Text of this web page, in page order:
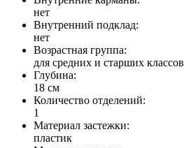
нет
Внутренний подклад:
нет
Возрастная группа:
для средних и старших классов
Глубина:
18 см
Количество отделений:
1
Материал застежки:
пластик